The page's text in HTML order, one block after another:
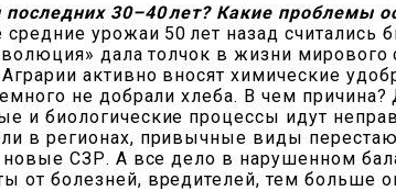
30–40 лет? Какие проблемы
урожаи 50 лет назад
дала толчок в жизни мирового
активно вносят химические
не добрали хлеба. В чем причина?
и биологические процессы идут
в регионах, привычные виды
СЗР. А все дело в нарушенном
болезней, вредителей, тем больше